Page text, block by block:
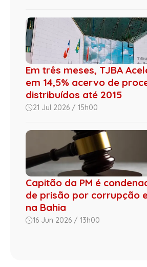
Em três meses, TJBA
em 14,5% acervo de
distribuídos até 2015
21 Jul 2026 / 15h00
Capitão da PM é
de prisão por corrupção
na Bahia
16 Jun 2026 / 13h00